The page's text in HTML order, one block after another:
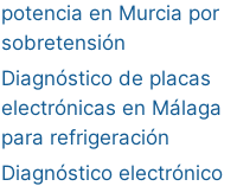
potencia en Murcia por
sobretensión
Diagnóstico de placas
electrónicas en Málaga
para refrigeración
Diagnóstico electrónico